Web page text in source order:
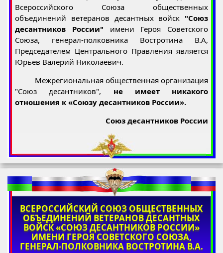
Всероссийского Союза общественных
объединений ветеранов десантных войск "Союз
десантников России" имени Героя Советского
Союза, генерал-полковника Востротина В.А,
Председателем Центрального Правления является
Юрьев Валерий Николаевич.
Межрегиональная общественная организация
"Союз десантников", не имеет никакого
отношения к «Союзу десантников России».
Союз десантников России
ВСЕРОССИЙСКИЙ СОЮЗ ОБЩЕСТВЕННЫХ
ОБЪЕДИНЕНИЙ ВЕТЕРАНОВ ДЕСАНТНЫХ
ВОЙСК «СОЮЗ ДЕСАНТНИКОВ РОССИИ»
ИМЕНИ ГЕРОЯ СОВЕТСКОГО СОЮЗА,
ГЕНЕРАЛ-ПОЛКОВНИКА ВОСТРОТИНА В.А.